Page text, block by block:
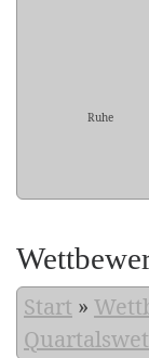
Ruhe
Start »